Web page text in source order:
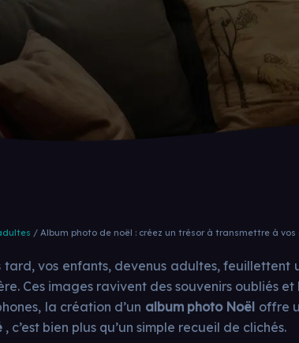
/ Album photo de noël : créez un trésor à transmettre à
tard, vos enfants, devenus adultes,
Ces images ravivent des souvenirs oubliés
la création d’un album photo Noël offre
, c’est bien plus qu’un simple recueil de clichés.